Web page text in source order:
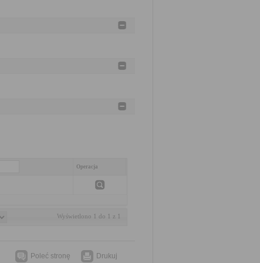
Operacja
Wyświetlono 1 do 1 z 1
Poleć stronę Drukuj